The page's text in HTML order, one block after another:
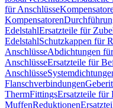
für Anschlüsse
Kompensatoren
EdelstahlErsatzteile für
EdelstahlSchutzkappen für
AnschlüsseAbdichtungen
AnschlüsseErsatzteile für
Anschlüsse
Flanschverbindungen
ThermFittingsErsatzteile für
MuffenReduktionen